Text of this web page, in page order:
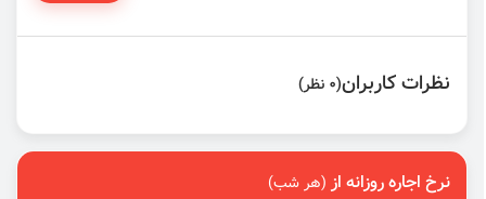
نظرات کاربران(0 نظر)
نرخ اجاره روزانه از(هر شب)